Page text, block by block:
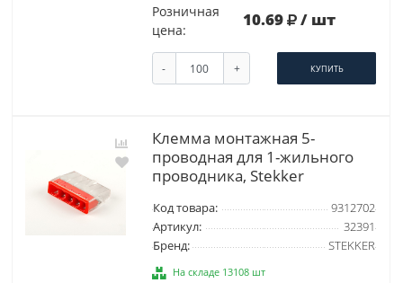
Розничная
цена:
10.69 / шт
- + КУПИТЬ
Клемма монтажная 5-
проводная для 1-жильного
проводника, Stekker
Код товара:
9312702
Артикул:
32391
Бренд:
STEKKER
На складе 13108 шт